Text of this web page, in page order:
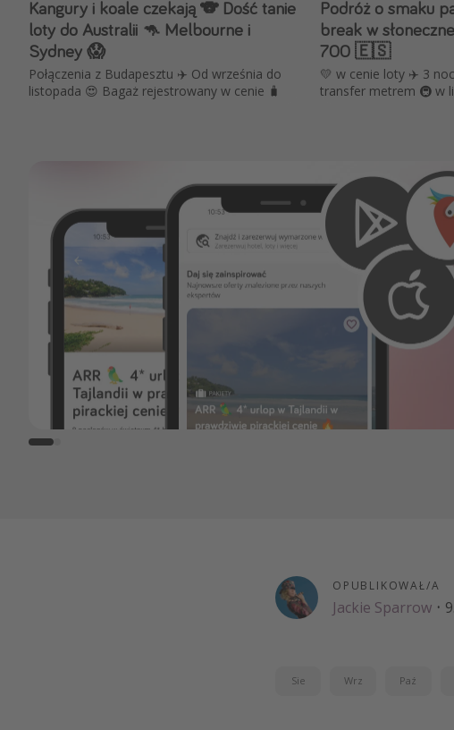
Kangury i koale czekają 🐨 Dość tanie
loty do Australii 🦘 Melbourne i
Sydney 😱
Połączenia z Budapesztu ✈️ Od września do
listopada 😍 Bagaż rejestrowany w cenie 🧳
Podróż o smaku
break w
700 🇪🇸
💛 w cenie loty ✈️ 3
transfer metrem 🚇 w
OPUBLIKOWAŁ/A
Jackie Sparrow ·
Sie Wrz Paź